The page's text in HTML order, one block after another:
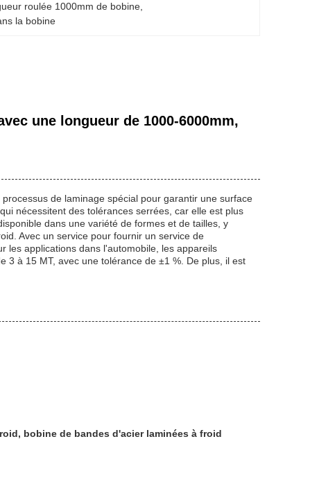
roulée 1000mm de bobine
la bobine
une longueur de 1000-6000mm,
de laminage spécial pour garantir une surface
nécessitent des tolérances serrées, car elle est plus
dans une variété de formes et de tailles, y
Avec un service pour fournir un service de
les applications dans l'automobile, les appareils
3 à 15 MT, avec une tolérance de ±1 %. De plus, il est
bobine de bandes d'acier laminées à froid